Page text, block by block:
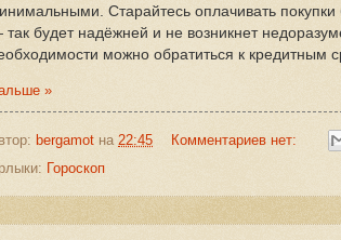
Старайтесь оплачивать
будет надёжней и не возникнет
можно обратиться к кредитным
»
bergamot на 22:45
Комментариев нет:
Гороскоп